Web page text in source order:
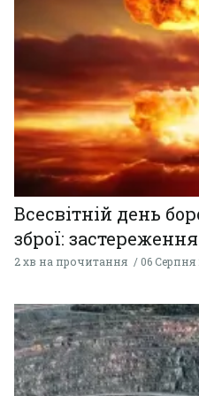
Всесвітній день
зброї:
2 хв на прочитання 06 Серпня